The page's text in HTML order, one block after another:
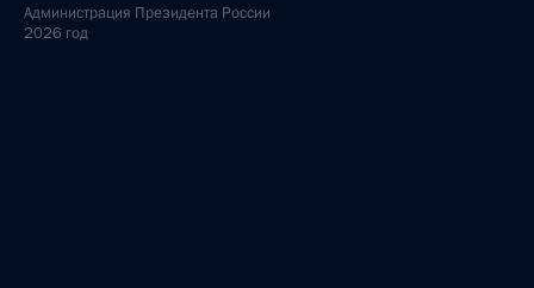
Администрация Президента России
2026 год